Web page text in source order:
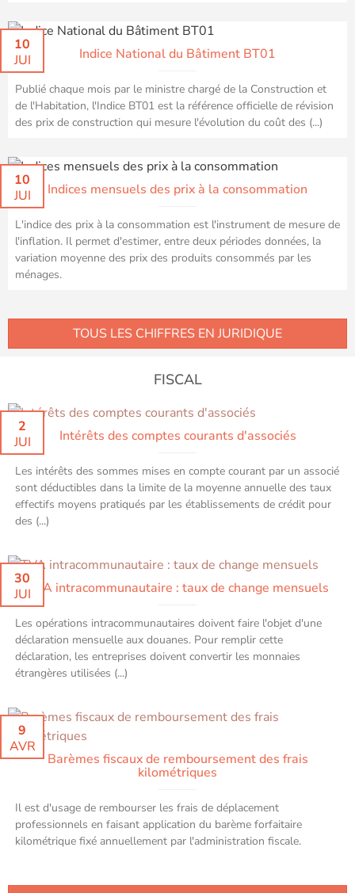
Indice National du Bâtiment BT01
10
JUI
Publié chaque mois par le ministre chargé de la Construction et
de l'Habitation, l'Indice BT01 est la référence officielle de révision
des prix de construction qui mesure l'évolution du coût des (...)
Indices mensuels des prix à la consommation
10
JUI
L'indice des prix à la consommation est l'instrument de mesure de
l'inflation. Il permet d'estimer, entre deux périodes données, la
variation moyenne des prix des produits consommés par les
ménages.
TOUS LES CHIFFRES EN JURIDIQUE
FISCAL
Intérêts des comptes courants d'associés
2
JUI
Les intérêts des sommes mises en compte courant par un associé
sont déductibles dans la limite de la moyenne annuelle des taux
effectifs moyens pratiqués par les établissements de crédit pour
des (...)
TVA intracommunautaire : taux de change mensuels
30
JUI
Les opérations intracommunautaires doivent faire l'objet d'une
déclaration mensuelle aux douanes. Pour remplir cette
déclaration, les entreprises doivent convertir les monnaies
étrangères utilisées (...)
Barèmes fiscaux de remboursement des frais
kilométriques
9
AVR
Il est d'usage de rembourser les frais de déplacement
professionnels en faisant application du barème forfaitaire
kilométrique fixé annuellement par l'administration fiscale.